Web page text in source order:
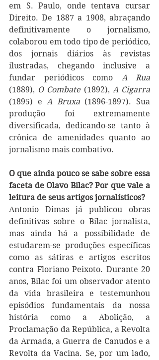
em S. Paulo, onde tentava cursar
Direito. De 1887 a 1908, abraçando
definitivamente o jornalismo,
colaborou em todo tipo de periódico,
dos jornais diários às revistas
ilustradas, chegando inclusive a
fundar periódicos como
(1889), O Combate (1892), A Cigarra
(1895) e A Bruxa (1896-1897). Sua
produção foi extremamente
diversificada, dedicando-se tanto à
crônica de amenidades quanto ao
jornalismo mais combativo.
O que ainda pouco se sabe sobre essa
faceta de Olavo Bilac? Por que vale a
leitura de seus artigos jornalísticos?
Antonio Dimas já publicou obras
definitivas sobre o Bilac jornalista,
mas ainda há a possibilidade de
estudarem-se produções específicas
como as sátiras e artigos escritos
contra Floriano Peixoto. Durante 20
anos, Bilac foi um observador atento
da vida brasileira e testemunhou
episódios fundamentais da nossa
história como a Abolição, a
Proclamação da República, a Revolta
da Armada, a Guerra de Canudos e a
Revolta da Vacina. Se, por um lado,